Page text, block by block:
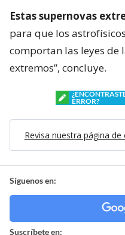
Estas supernovas
para que los
comportan las leyes de
extremos”, concluye.
ERROR?
Revisa nuestra página de
Síguenos en:
Suscríbete en: